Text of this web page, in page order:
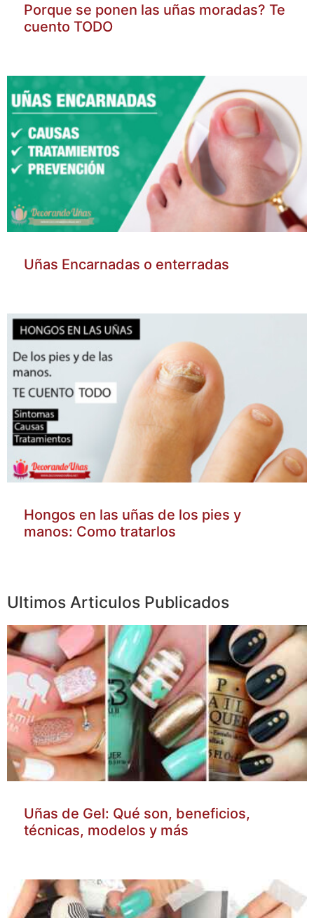
Porque se ponen las uñas moradas? Te
cuento TODO
Uñas Encarnadas o enterradas
Hongos en las uñas de los pies y
manos: Como tratarlos
Ultimos Articulos Publicados
Uñas de Gel: Qué son, beneficios,
técnicas, modelos y más